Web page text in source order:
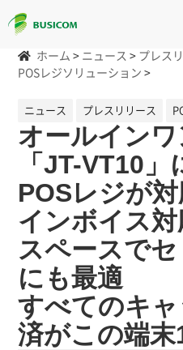
ホーム > ニュース > プレス
POSレジソリューション >
ニュース プレスリリース
オールイン
「JT-VT10
POSレジが
インボイス
スペースで
にも最適
すべてのキ
済がこの端